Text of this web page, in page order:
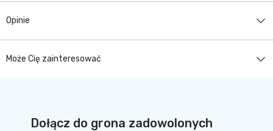
Opinie
Może Cię zainteresować
Dołącz do grona zadowolonych